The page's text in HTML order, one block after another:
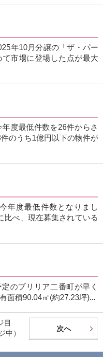
年10月分譲の「ザ・パー
市場に登場した点が最大
度最低件数を26件からさ
のうち1億円以下の物件が
年度最低件数となりまし
比べ、現在募集されている
のブリリア二番町が早く
面積90.04㎡(約27.23坪)...
次へ
目
中）